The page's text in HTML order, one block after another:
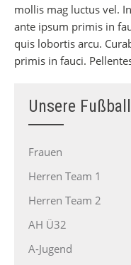
mollis mag luctus vel.
ante ipsum primis in
quis lobortis arcu.
primis in fauci.
Unsere
Frauen
Herren Team 1
Herren Team 2
AH Ü32
A-Jugend